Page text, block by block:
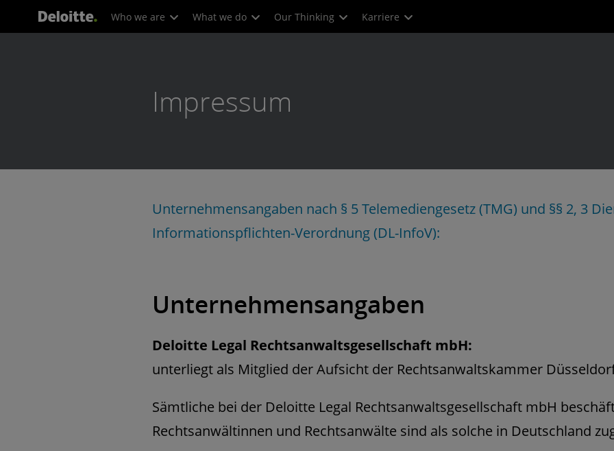
Who we are What we do Our Thinking Karriere
Impressum
Unternehmensangaben nach § 5 Telemediengesetz (TMG) und §§ 2, 3
Informationspflichten-Verordnung (DL-InfoV):
Unternehmensangaben
Deloitte Legal Rechtsanwaltsgesellschaft mbH:
unterliegt als Mitglied der Aufsicht der Rechtsanwaltskammer
Sämtliche bei der Deloitte Legal Rechtsanwaltsgesellschaft mbH
Rechtsanwältinnen und Rechtsanwälte sind als solche in Deutschland